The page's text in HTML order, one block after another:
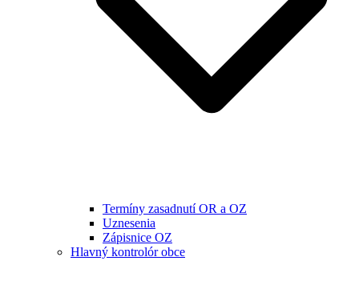
Termíny zasadnutí OR a OZ
Uznesenia
Zápisnice OZ
Hlavný kontrolór obce